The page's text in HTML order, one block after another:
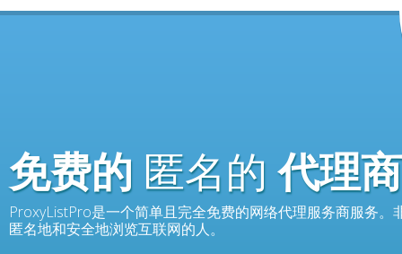
免费的 匿名的代理商
ProxyListPro是一个简单且完全免费的网络代理服务商服务
匿名地和安全地浏览互联网的人。